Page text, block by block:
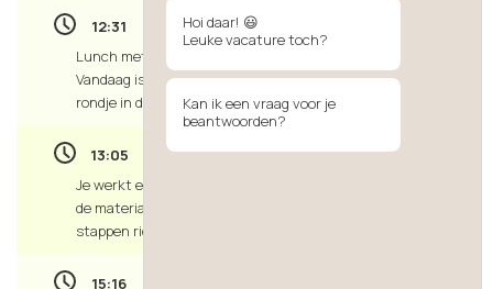
12:31
Lunch met collega’s. Even ontspannen en bijpraten.
Vandaag is het mooi weer, je loopt daarom lekker een
rondje in de zon.
13:05
Je werkt een verbeteridee uit voor het optimaliseren van
de materiaalstroom. Je analyseert data en zet concrete
stappen richting een structurele oplossing.
15:16
Hoi daar! 😃
Leuke vacature toch?
Kan ik een vraag voor je
beantwoorden?